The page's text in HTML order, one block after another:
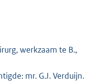
werkzaam te B.,
mr. G.J. Verduijn.